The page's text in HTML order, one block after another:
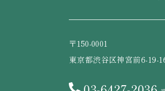
〒150-0001
東京都渋谷区神宮前6-19-